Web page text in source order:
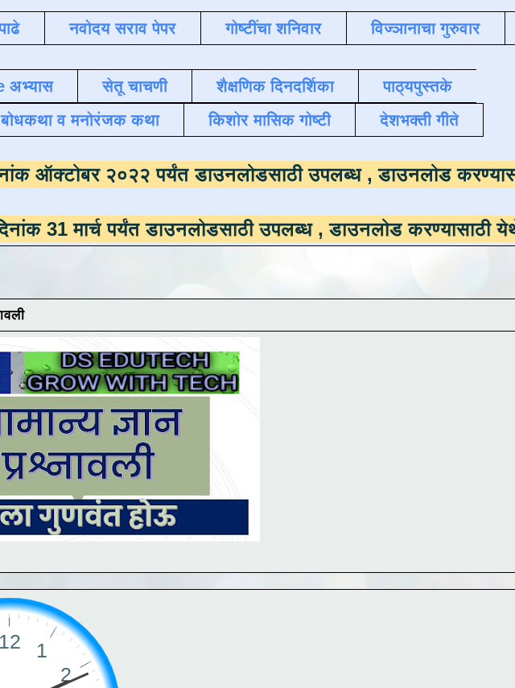
नवोदय सराव पेपर गोष्टींचा शनिवार विज्ञानाचा गुरुवार
अभ्यास सेतू चाचणी शैक्षणिक दिनदर्शिका
पाठ्यपुस्तके
बोधकथा व मनोरंजक कथा किशोर मासिक गोष्टी देशभक्ती गीते
दिनांक ऑक्टोबर २०२२ पर्यंत डाउनलोडसाठी उपलब्ध ,
पर्यंत डाउनलोडसाठी उपलब्ध ,डाउनलोड करण्यासाठी येथे क्लिक